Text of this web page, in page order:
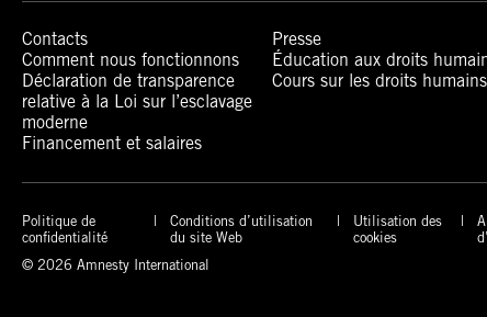
Contacts
Comment nous fonctionnons
Déclaration de transparence
relative à la Loi sur l’esclavage
moderne
Financement et salaires
Presse
Éducation aux droits
Cours sur les droits humains
Politique de
confidentialité
Conditions d’utilisation
du site Web
Utilisation des
cookies
© 2026 Amnesty International